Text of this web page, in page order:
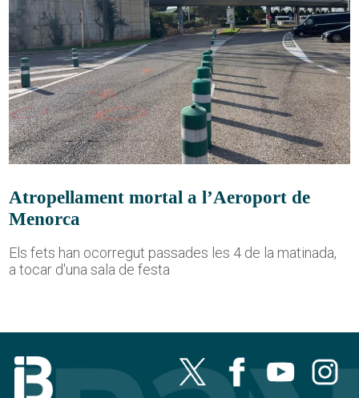
Atropellament mortal a l’Aeroport de
Menorca
Els fets han ocorregut passades les 4 de la matinada,
a tocar d'una sala de festa